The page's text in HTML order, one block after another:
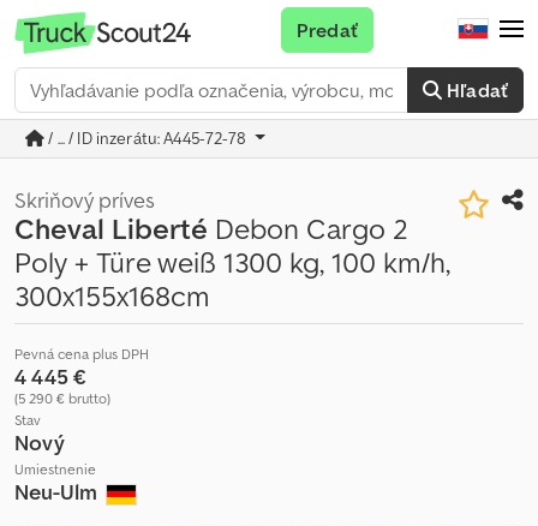
Hľadať
Predať
/ ... / ID inzerátu: A445-72-78
Skriňový príves
Cheval Liberté Debon Cargo 2
Poly + Türe weiß 1300 kg, 100 km/h,
300x155x168cm
Pevná cena plus DPH
4 445 €
(5 290 € brutto)
Stav
Nový
Umiestnenie
Neu-Ulm